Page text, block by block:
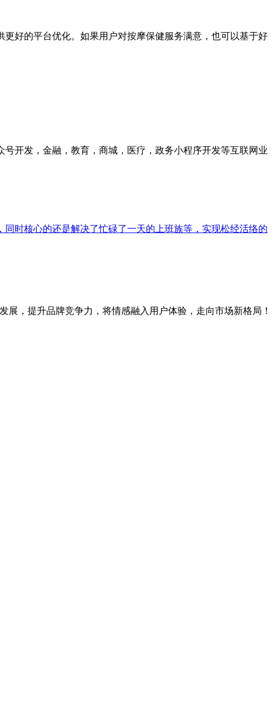
好的平台优化。如果用户对按摩保健服务满意，也可以基于好
开发，金融，教育，商城，医疗，政务小程序开发等互联网业
时核心的还是解决了忙碌了一天的上班族等，实现松经活络的
，提升品牌竞争力，将情感融入用户体验，走向市场新格局！